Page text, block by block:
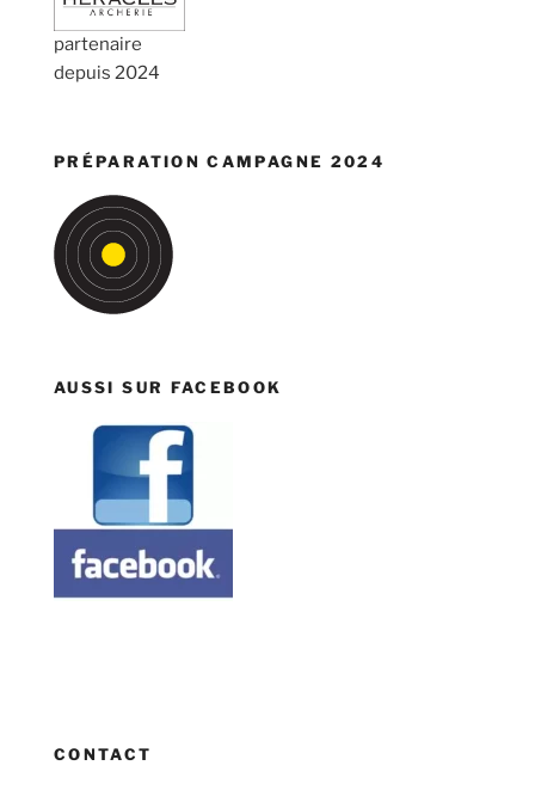
partenaire
depuis 2024
PRÉPARATION CAMPAGNE 2024
AUSSI SUR FACEBOOK
CONTACT